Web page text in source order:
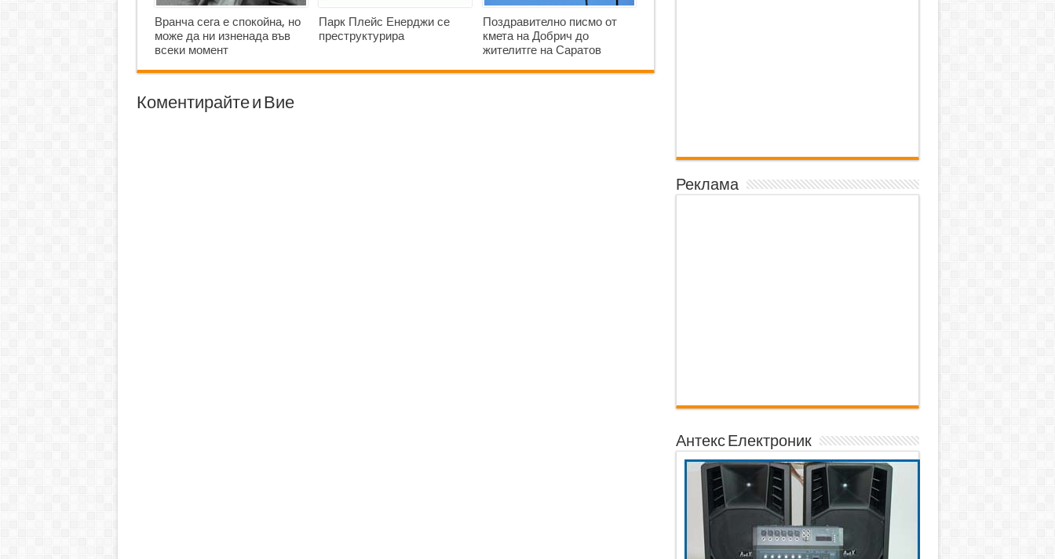
Вранча сега е спокойна, но
може да ни изненада във
всеки момент
Парк Плейс Енерджи се
преструктурира
Поздравително писмо от
кмета на Добрич до
жителитге на Саратов
Коментирайте и Вие
Реклама
Антекс Електроник